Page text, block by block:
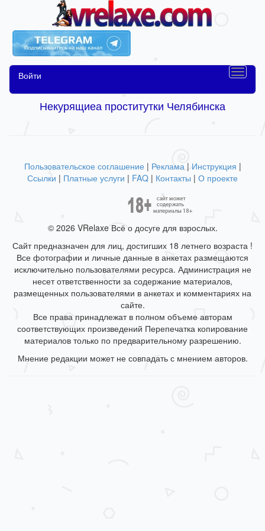
Войти
Некурящиеа проститутки Челябинска
Пользовательское соглашение | Реклама| Инструкция |
Ссылки | Платные услуги | FAQ | Контакты | О проекте
© 2026 VRelaxe Всё о досуге для взрослых.
Сайт предназначен для лиц, достигших 18 летнего возраста !
Все фотографии и личные данные в анкетах размещаются
исключительно пользователями ресурса. Администрация не
несет ответственности за содержание материалов,
размещенных пользователями в анкетах и комментариях на
сайте.
Все права принадлежат в полном объеме авторам
соответствующих произведений Перепечатка копирование
материалов только по предварительному разрешению.
Мнение редакции может не совпадать с мнением авторов.